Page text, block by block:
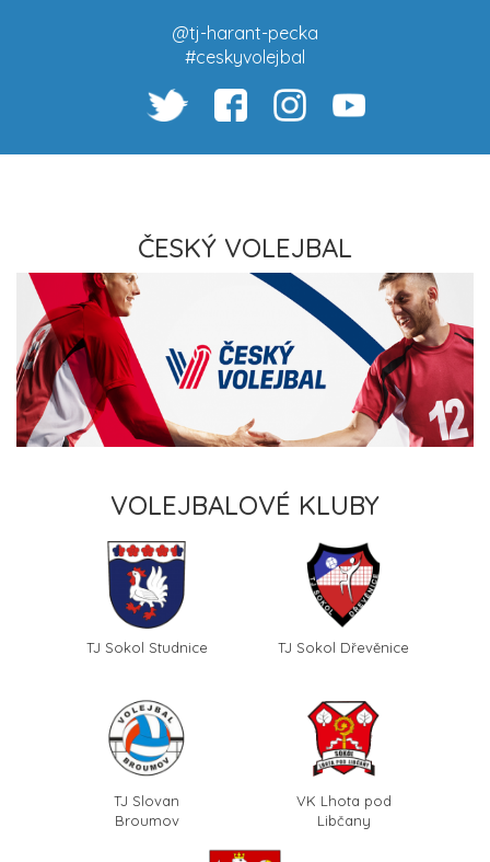
@tj-harant-pecka
#ceskyvolejbal
ČESKÝ VOLEJBAL
VOLEJBALOVÉ KLUBY
TJ Sokol Studnice TJ Sokol Dřevěnice
TJ Slovan
Broumov
VK Lhota pod
Libčany